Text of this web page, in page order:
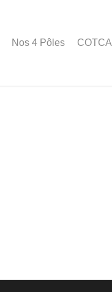
Nos 4 Pôles COTCA